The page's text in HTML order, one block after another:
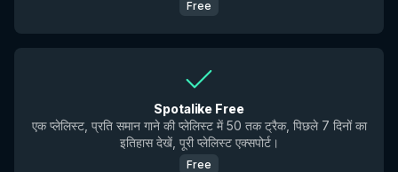
Free
Spotalike Free
एक प्लेलिस्ट, प्रति समान गाने की प्लेलिस्ट में 50 तक ट्रैक, पिछले 7 दिनों का
इतिहास देखें, पूरी प्लेलिस्ट एक्सपोर्ट।
Free